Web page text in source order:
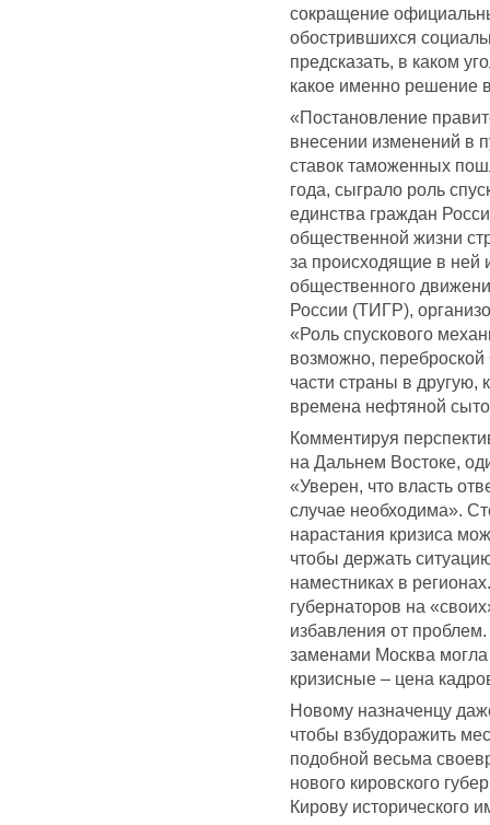
сокращение
обострившихся
предсказать, в каком
какое именно решение
«Постановление
внесении изменений в
ставок таможенных
года, сыграло роль
единства граждан
общественной жизни
за происходящие в ней
общественного
России (ТИГР),
«Роль спускового
возможно,
части страны в другую,
времена нефтяной
Комментируя
на Дальнем Востоке,
«Уверен, что власть
случае необходима».
нарастания кризиса
чтобы держать
наместниках в
губернаторов на
избавления от
заменами Москва
кризисные – цена
Новому назначенцу
чтобы взбудоражить
подобной весьма
нового кировского
Кирову исторического